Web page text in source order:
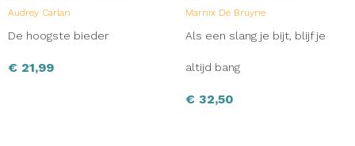
Audrey Carlan
De hoogste bieder
€ 21,99
Marnix De Bruyne
Als een slang je bijt, blijf je
altijd bang
€ 32,50